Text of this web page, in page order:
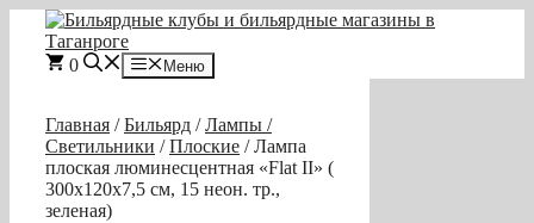
Перейти
содержимому
0 Меню
Главная /Бильярд /Лампы /
Светильники /Плоские / Лампа
плоская люминесцентная «Flat II» (
300x120x7,5 см, 15 неон. тр.,
зеленая)